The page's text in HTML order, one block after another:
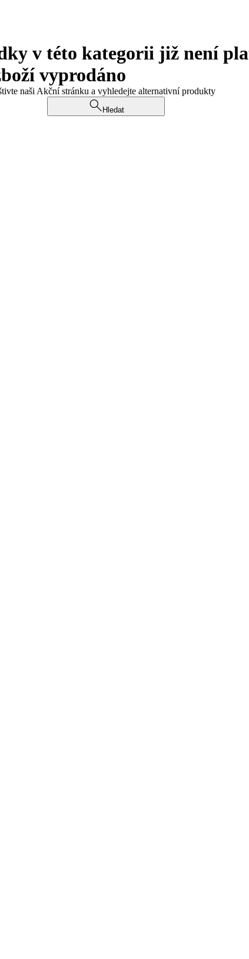
v této kategorii již není
vyprodáno
naši Akční stránku a vyhledejte alternativní produkty
Hledat